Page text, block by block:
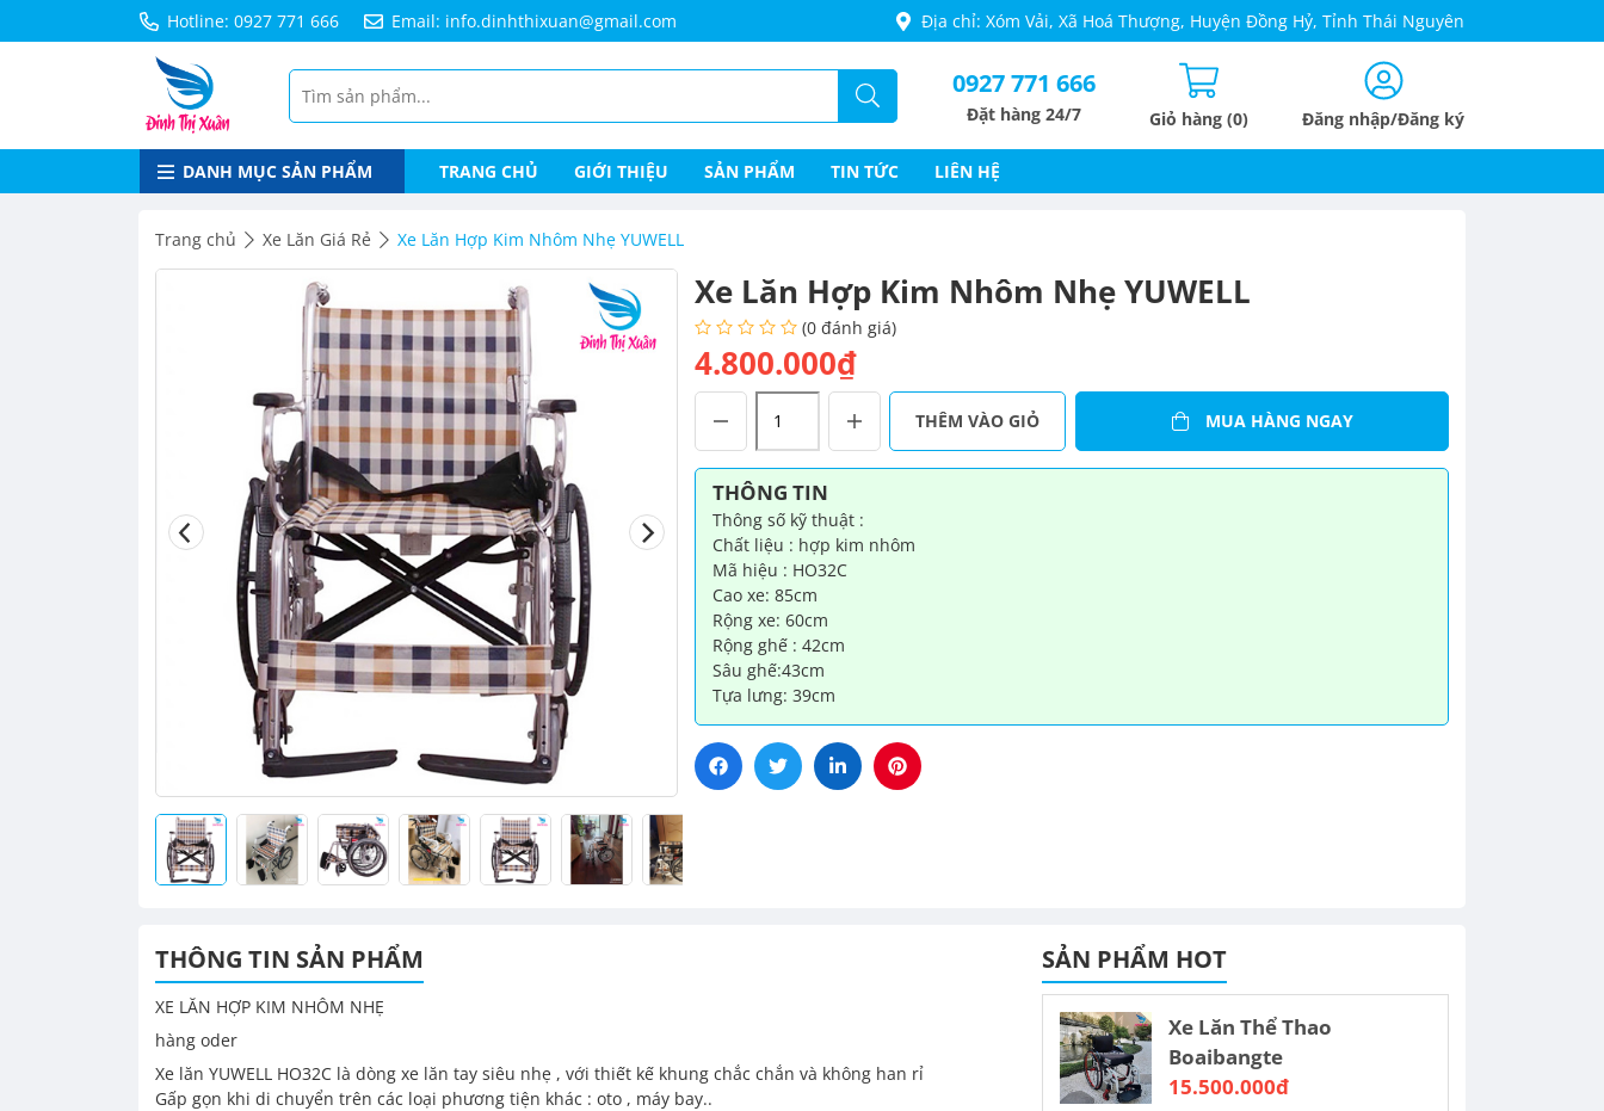
Hotline: 0927 771 666 Email: info.dinhthixuan@gmail.com Địa chỉ: Xóm Vải, Xã Hoá Thượng, Huyện Đồng Hỷ, Tỉnh Thái Nguyên
0927 771 666
Đặt hàng 24/7 Giỏ hàng (0) Đăng nhập/Đăng ký
DANH MỤC SẢN PHẨM TRANG CHỦ GIỚI THIỆU SẢN PHẨM TIN TỨC LIÊN HỆ
Trang chủ Xe Lăn Giá Rẻ Xe Lăn Hợp Kim Nhôm Nhẹ YUWELL
Xe Lăn Hợp Kim Nhôm Nhẹ YUWELL
(0 đánh giá)
4.800.000₫
Lăn
Hợp
Nhôm
Nhẹ
YUWELL
số
lượng
THÊM VÀO GIỎ MUA HÀNG NGAY
THÔNG TIN
Thông số kỹ thuật :
Chất liệu : hợp kim nhôm
Mã hiệu : HO32C
Cao xe: 85cm
Rộng xe: 60cm
Rộng ghế : 42cm
Sâu ghế:43cm
Tựa lưng: 39cm
THÔNG TIN SẢN PHẨM
XE LĂN HỢP KIM NHÔM NHẸ
hàng oder
Xe lăn YUWELL HO32C là dòng xe lăn tay siêu nhẹ , với thiết kế khung chắc chắn và không han rỉ
Gấp gọn khi di chuyển trên các loại phương tiện khác : oto , máy bay..
SẢN PHẨM HOT
Xe Lăn Thể Thao
Boaibangte
15.500.000đ